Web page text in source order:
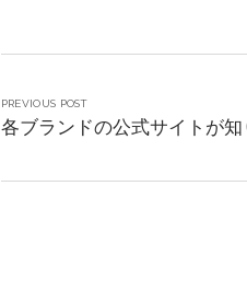
PREVIOUS POST
各ブランドの公式サイトが